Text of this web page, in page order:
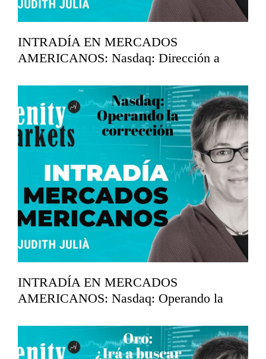
INTRADÍA EN MERCADOS
AMERICANOS: Nasdaq: Dirección a
INTRADÍA EN MERCADOS
AMERICANOS: Nasdaq: Operando la